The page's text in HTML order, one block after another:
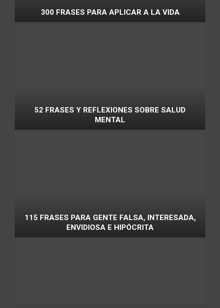
300 FRASES PARA APLICAR A LA VIDA
52 FRASES Y REFLEXIONES SOBRE SALUD
MENTAL
115 FRASES PARA GENTE FALSA, INTERESADA,
ENVIDIOSA E HIPÓCRITA